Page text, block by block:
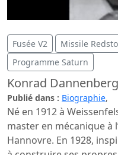
Fusée V2 Missile
Programme Saturn
Konrad
Publié dans : Biographie,
Né en 1912 à
master en mécanique à
Hannovre. En 1928,